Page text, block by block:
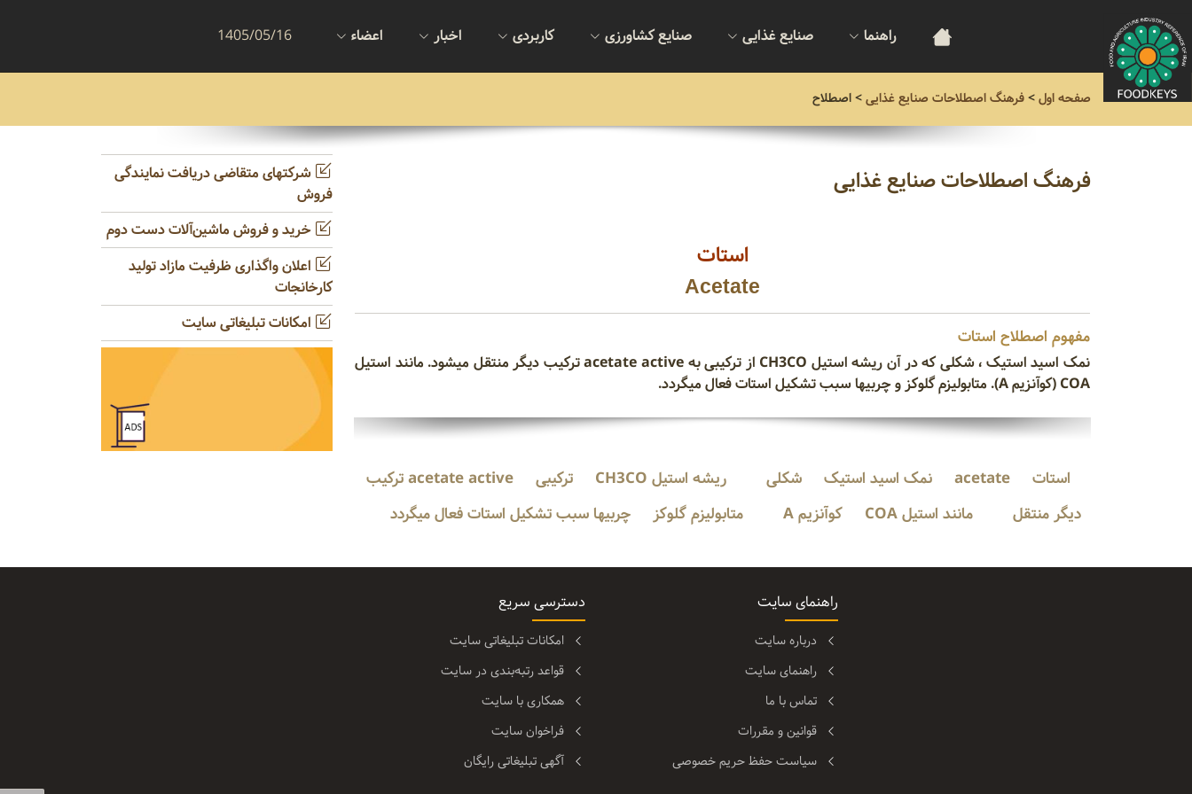
راهنما صنایع غذایی صنایع کشاورزی کاربردی اخبار اعضاء 1405/05/16
صفحه اول>فرهنگ اصطلاحات صنایع غذایی>اصطلاح
فرهنگ اصطلاحات صنایع غذایی
استات
Acetate
مفهوم اصطلاح استات
نمک اسید استیک ، شکلی که در آن ریشه استیل CH3CO از ترکیبی به acetate active ترکیب دیگر منتقل میشود. مانند استیل
COA (کوآنزیم A). متابولیزم گلوکز و چربیها سبب تشکیل استات فعال میگردد.
استات acetate نمک اسید استیک شکلی ریشه استیل CH3CO ترکیبی
acetate active ترکیب
دیگر منتقل
مانند استیل COA کوآنزیم A متابولیزم گلوکز چربیها سبب تشکیل استات فعال میگردد
شرکتهای متقاضی دریافت نمایندگی
فروش
خرید و فروش ماشین‌آلات دست دوم
اعلان واگذاری ظرفیت مازاد تولید
کارخانجات
امکانات تبلیغاتی سایت
راهنمای سایت
درباره سایت
راهنمای سایت
تماس با ما
قوانین و مقررات
سیاست حفظ حریم خصوصی
دسترسی سریع
امکانات تبلیغاتی سایت
قواعد رتبه‌بندی در سایت
همکاری با سایت
فراخوان سایت
آگهی تبلیغاتی رایگان